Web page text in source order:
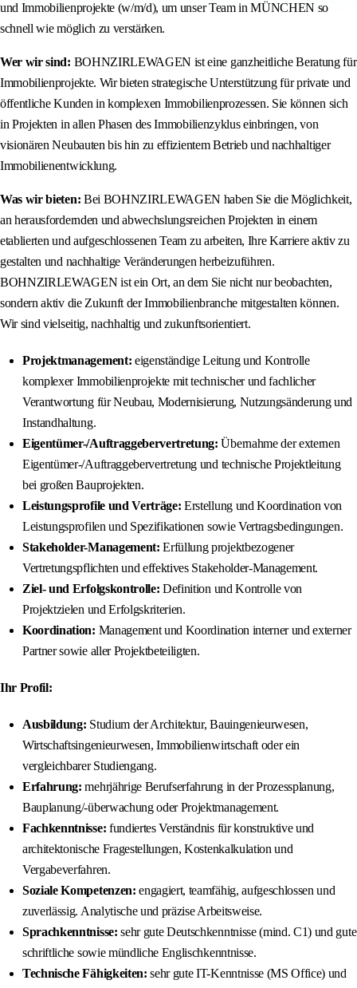
und Immobilienprojekte (w/m/d), um unser Team in MÜNCHEN so
schnell wie möglich zu verstärken.
Wer wir sind: BOHNZIRLEWAGEN ist eine ganzheitliche Beratung für
Immobilienprojekte. Wir bieten strategische Unterstützung für private und
öffentliche Kunden in komplexen Immobilienprozessen. Sie können sich
in Projekten in allen Phasen des Immobilienzyklus einbringen, von
visionären Neubauten bis hin zu effizientem Betrieb und nachhaltiger
Immobilienentwicklung.
Was wir bieten: Bei BOHNZIRLEWAGEN haben Sie die Möglichkeit,
an herausfordernden und abwechslungsreichen Projekten in einem
etablierten und aufgeschlossenen Team zu arbeiten, Ihre Karriere aktiv zu
gestalten und nachhaltige Veränderungen herbeizuführen.
BOHNZIRLEWAGEN ist ein Ort, an dem Sie nicht nur beobachten,
sondern aktiv die Zukunft der Immobilienbranche mitgestalten können.
Wir sind vielseitig, nachhaltig und zukunftsorientiert.
Projektmanagement: eigenständige Leitung und Kontrolle
komplexer Immobilienprojekte mit technischer und fachlicher
Verantwortung für Neubau, Modernisierung, Nutzungsänderung und
Instandhaltung.
Eigentümer-/Auftraggebervertretung: Übernahme der externen
Eigentümer-/Auftraggebervertretung und technische Projektleitung
bei großen Bauprojekten.
Leistungsprofile und Verträge: Erstellung und Koordination von
Leistungsprofilen und Spezifikationen sowie Vertragsbedingungen.
Stakeholder-Management: Erfüllung projektbezogener
Vertretungspflichten und effektives Stakeholder-Management.
Ziel- und Erfolgskontrolle: Definition und Kontrolle von
Projektzielen und Erfolgskriterien.
Koordination: Management und Koordination interner und externer
Partner sowie aller Projektbeteiligten.
Ihr Profil:
Ausbildung: Studium der Architektur, Bauingenieurwesen,
Wirtschaftsingenieurwesen, Immobilienwirtschaft oder ein
vergleichbarer Studiengang.
Erfahrung: mehrjährige Berufserfahrung in der Prozessplanung,
Bauplanung/-überwachung oder Projektmanagement.
Fachkenntnisse: fundiertes Verständnis für konstruktive und
architektonische Fragestellungen, Kostenkalkulation und
Vergabeverfahren.
Soziale Kompetenzen: engagiert, teamfähig, aufgeschlossen und
zuverlässig. Analytische und präzise Arbeitsweise.
Sprachkenntnisse: sehr gute Deutschkenntnisse (mind. C1) und gute
schriftliche sowie mündliche Englischkenntnisse.
Technische Fähigkeiten: sehr gute IT-Kenntnisse (MS Office) und